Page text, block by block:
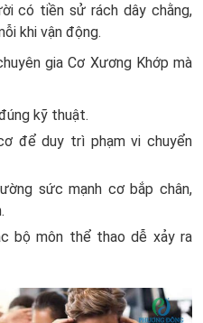
có tiền sử rách dây chằng,
khi vận động.
gia Cơ Xương Khớp mà
kỹ thuật.
để duy trì phạm vi chuyển
sức mạnh cơ bắp chân,
bộ môn thể thao dễ xảy ra